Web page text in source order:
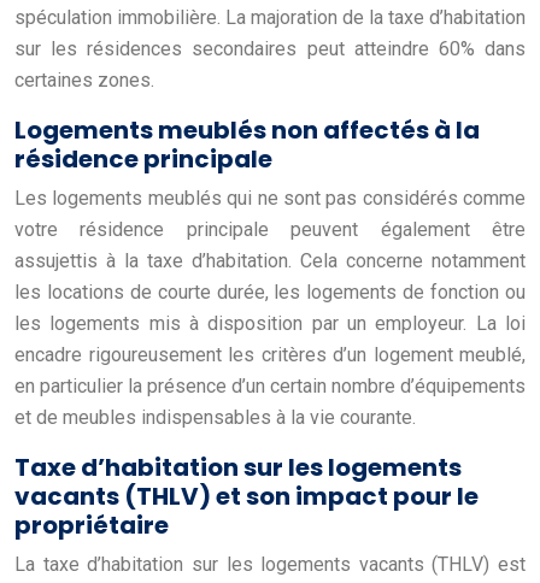
spéculation immobilière. La majoration de la taxe d’habitation
sur les résidences secondaires peut atteindre 60% dans
certaines zones.
Logements meublés non affectés à la
résidence principale
Les logements meublés qui ne sont pas considérés comme
votre résidence principale peuvent également être
assujettis à la taxe d’habitation. Cela concerne notamment
les locations de courte durée, les logements de fonction ou
les logements mis à disposition par un employeur. La loi
encadre rigoureusement les critères d’un logement meublé,
en particulier la présence d’un certain nombre d’équipements
et de meubles indispensables à la vie courante.
Taxe d’habitation sur les logements
vacants (THLV) et son impact pour le
propriétaire
La taxe d’habitation sur les logements vacants (THLV) est